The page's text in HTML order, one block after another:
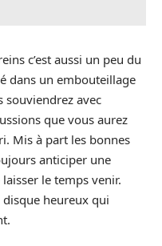
c’est aussi un peu du
dans un embouteillage
souviendrez avec
que vous aurez
Mis à part les bonnes
anticiper une
le temps venir.
heureux qui